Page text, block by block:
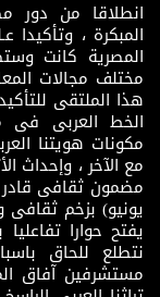
انطلاقا من دور
المبكرة ،
المصرية كانت
مختلف مجالات
هذا الملتقى
الخط العربى فى
مكونات هويتنا
مع الآخر ، وإحداث
يونيو) بزخم ثقافى
يفتح حوارا
نتطلع للحاق
مستشرفين آفاق